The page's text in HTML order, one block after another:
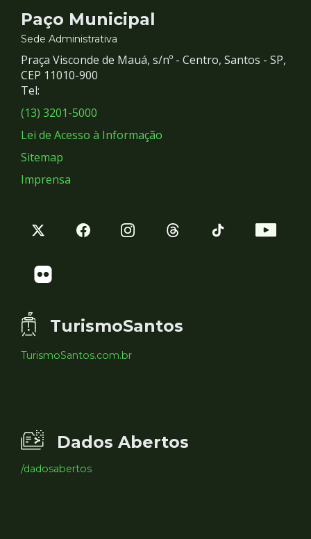
Contato
e
Redes
Sociais
Paço Municipal
Sede Administrativa
Praça Visconde de Mauá, s/nº - Centro, Santos - SP,
CEP 11010-900
Tel:
(13) 3201-5000
Lei de Acesso à Informação
Sitemap
Imprensa
TurismoSantos
TurismoSantos.com.br
Dados Abertos
/dadosabertos